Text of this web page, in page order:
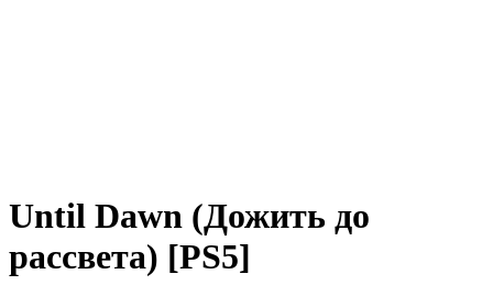
Until Dawn (Дожить до
рассвета) [PS5]